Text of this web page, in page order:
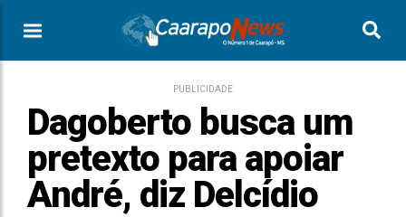
PUBLICIDADE
Dagoberto busca um
pretexto para apoiar
André, diz Delcídio